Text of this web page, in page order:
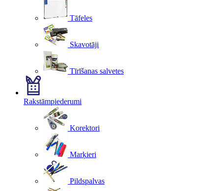
Tāfeles
Skavotāji
Tīrīšanas salvetes
Rakstāmpiederumi
Korektori
Marķieri
Pildspalvas